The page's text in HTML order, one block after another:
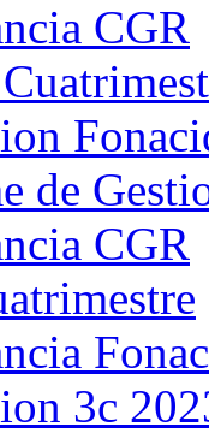
CGR
de
CGR
3c